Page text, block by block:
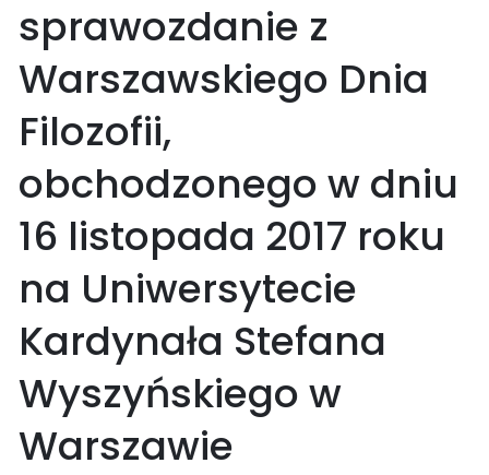
sprawozdanie z
Warszawskiego Dnia
Filozofii,
obchodzonego w dniu
16 listopada 2017 roku
na Uniwersytecie
Kardynała Stefana
Wyszyńskiego w
Warszawie